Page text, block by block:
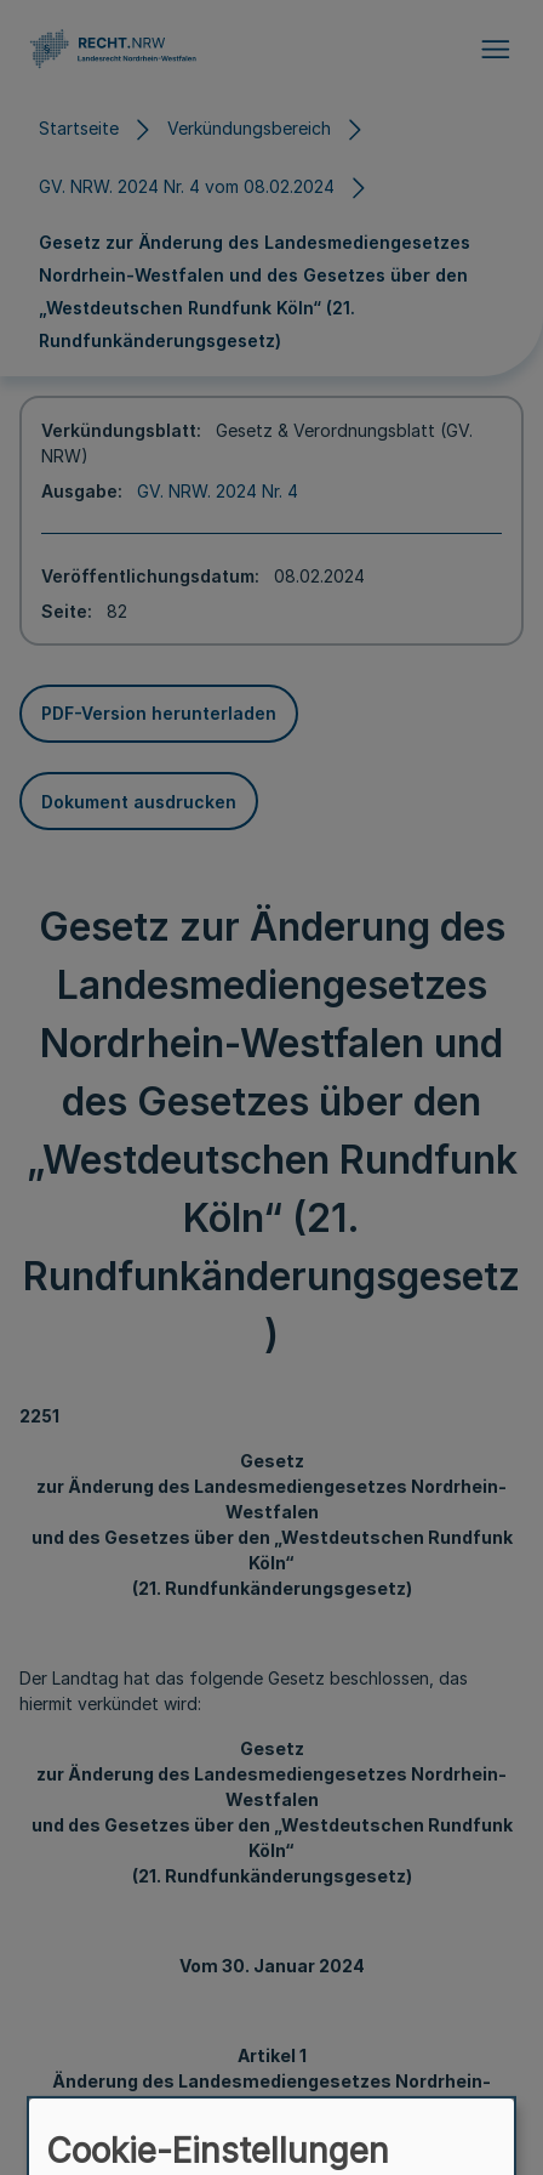
Startseite Verkündungsbereich
GV. NRW. 2024 Nr. 4 vom 08.02.2024
Gesetz zur Änderung des Landesmediengesetzes
Nordrhein-Westfalen und des Gesetzes über den
„Westdeutschen Rundfunk Köln“ (21.
Rundfunkänderungsgesetz)
Verkündungsblatt
Gesetz & Verordnungsblatt (GV.
NRW)
Ausgabe
GV. NRW. 2024 Nr. 4
Veröffentlichungsdatum
08.02.2024
Seite
82
PDF-Version herunterladen
Dokument ausdrucken
Gesetz zur Änderung des
Landesmediengesetzes
Nordrhein-Westfalen und
des Gesetzes über den
„Westdeutschen Rundfunk
Köln“ (21.
Rundfunkänderungsgesetz
)
2251
Gesetz
zur Änderung des Landesmediengesetzes Nordrhein-
Westfalen
und des Gesetzes über den „Westdeutschen Rundfunk
Köln“
(21. Rundfunkänderungsgesetz)
Der Landtag hat das folgende Gesetz beschlossen, das
hiermit verkündet wird:
Gesetz
zur Änderung des Landesmediengesetzes Nordrhein-
Westfalen
und des Gesetzes über den „Westdeutschen Rundfunk
Köln“
(21. Rundfunkänderungsgesetz)
Vom 30. Januar 2024
Artikel 1
Änderung des Landesmediengesetzes Nordrhein-
Cookie-Einstellungen